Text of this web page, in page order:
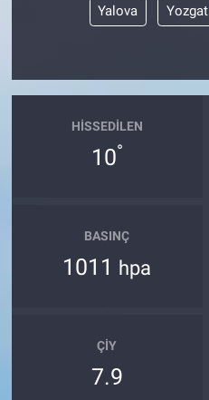
Yalova Yozgat
HISSEDILEN
10°
BASINÇ
1011 hpa
ÇIY
7.9